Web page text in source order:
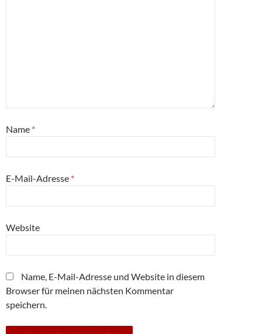
Name *
E-Mail-Adresse *
Website
Name, E-Mail-Adresse und Website in diesem
Browser für meinen nächsten Kommentar
speichern.